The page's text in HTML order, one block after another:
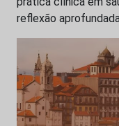
reflexão